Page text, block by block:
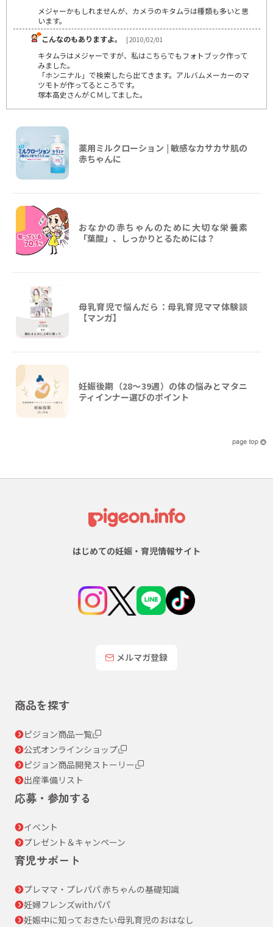
メジャーかもしれませんが、カメラのキタムラは種類も多いと思
います。
こんなのもありますよ。
| 2010/02/01
キタムラはメジャーですが、私はこちらでもフォトブック作って
みました。
「ホンニナル」で検索したら出てきます。アルバムメーカーのマ
ツモトが作ってるところです。
塚本高史さんがＣＭしてました。
薬用ミルクローション | 敏感なカサカサ肌の
赤ちゃんに
おなかの赤ちゃんのために大切な栄養素
「葉酸」、しっかりとるためには？
母乳育児で悩んだら：母乳育児ママ体験談
【マンガ】
妊娠後期（28〜39週）の体の悩みとマタニ
ティインナー選びのポイント
はじめての妊娠・育児情報サイト
メルマガ登録
商品を探す
ピジョン商品一覧
公式オンラインショップ
ピジョン商品開発ストーリー
出産準備リスト
応募・参加する
イベント
プレゼント＆キャンペーン
育児サポート
プレママ・プレパパ 赤ちゃんの基礎知識
妊婦フレンズwithパパ
妊娠中に知っておきたい母乳育児のおはなし